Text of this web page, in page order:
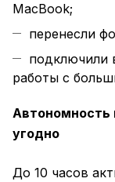
MacBook;
перенесли
подключили
работы с
Автономность
угодно
До 10 часов